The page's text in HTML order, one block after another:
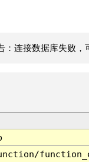
：连接数据库失败